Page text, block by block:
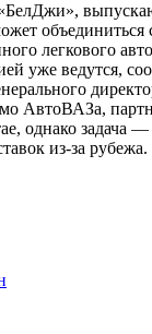
«БелДжи»,
легкового
уже ведутся,
АвтоВАЗа,
однако задача
из-за рубежа.